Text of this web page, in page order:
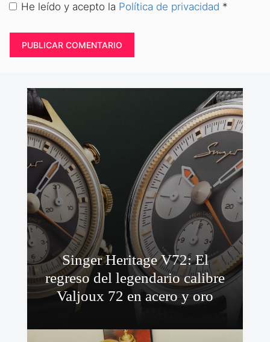
He leído y acepto la Política de privacidad *
Singer Heritage V72: El
regreso del legendario calibre
Valjoux 72 en acero y oro